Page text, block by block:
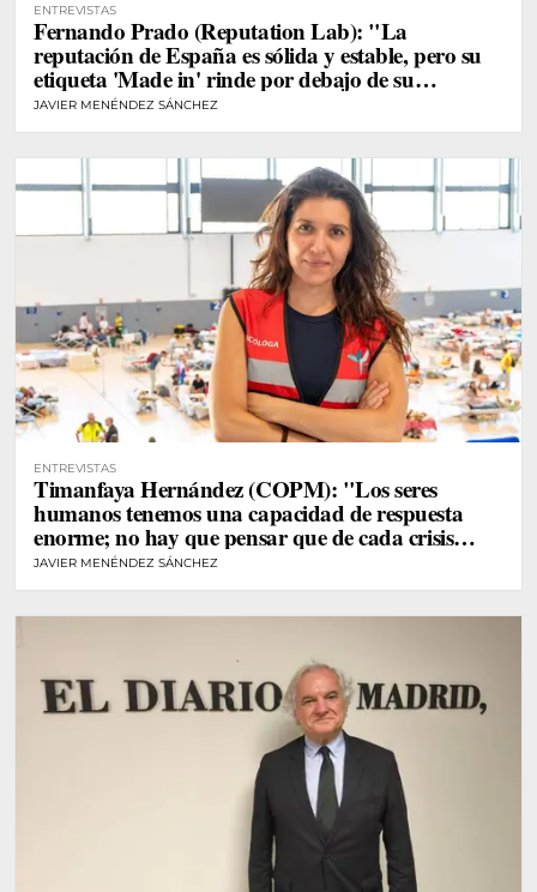
ENTREVISTAS
Fernando Prado (Reputation Lab): "La
reputación de España es sólida y estable, pero su
etiqueta 'Made in' rinde por debajo de su
potencial"
JAVIER MENÉNDEZ SÁNCHEZ
ENTREVISTAS
Timanfaya Hernández (COPM): "Los seres
humanos tenemos una capacidad de respuesta
enorme; no hay que pensar que de cada crisis
vamos a desarrollar un gran trastorno"
JAVIER MENÉNDEZ SÁNCHEZ